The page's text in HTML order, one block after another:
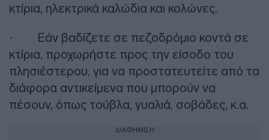
κτίρια, ηλεκτρικά καλώδια και κολώνες.
· Εάν βαδίζετε σε πεζοδρόμιο κοντά σε
κτίρια, προχωρήστε προς την είσοδο του
πλησιέστερου, για να προστατευτείτε από τα
διάφορα αντικείμενα που μπορούν να
πέσουν, όπως τούβλα, γυαλιά, σοβάδες, κ.α.
ΔΙΑΦΗΜΙΣΗ